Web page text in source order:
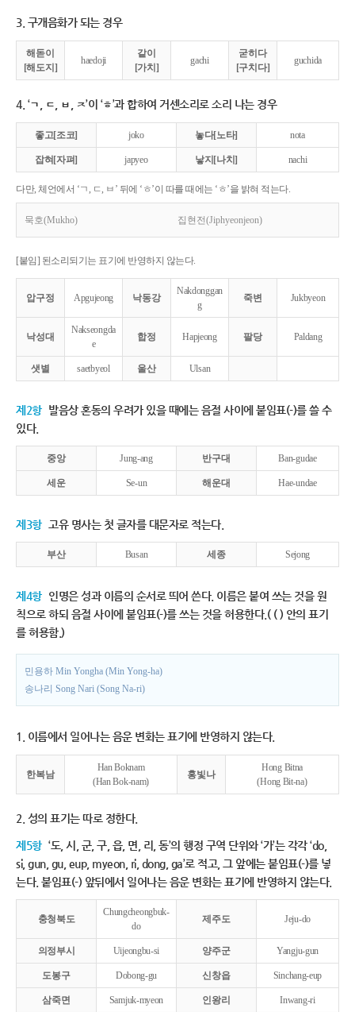
3. 구개음화가 되는 경우
해돋이
[해도지]
haedoji
같이
[가치]
gachi
굳히다
[구치다]
guchida
4. ‘ㄱ, ㄷ, ㅂ, ㅈ’이 ‘ㅎ’과 합하여 거센소리로 소리 나는 경우
좋고[조코] joko 놓다[노타] nota
잡혀[자펴] japyeo 낳지[나치] nachi
다만, 체언에서 ‘ㄱ, ㄷ, ㅂ’ 뒤에 ‘ㅎ’이 따를 때에는 ‘ㅎ’을 밝혀 적는다.
묵호(Mukho) 집현전(Jiphyeonjeon)
[붙임] 된소리되기는 표기에 반영하지 않는다.
압구정 Apgujeong 낙동강
Nakdonggan
g
죽변 Jukbyeon
낙성대
Nakseongda
e
합정 Hapjeong 팔당 Paldang
샛별 saetbyeol 울산 Ulsan
제2항 발음상 혼동의 우려가 있을 때에는 음절 사이에 붙임표(-)를 쓸 수
있다.
중앙 Jung-ang 반구대 Ban-gudae
세운 Se-un 해운대 Hae-undae
제3항 고유 명사는 첫 글자를 대문자로 적는다.
부산 Busan 세종 Sejong
제4항 인명은 성과 이름의 순서로 띄어 쓴다. 이름은 붙여 쓰는 것을 원
칙으로 하되 음절 사이에 붙임표(-)를 쓰는 것을 허용한다.( ( ) 안의 표기
를 허용함.)
민용하 Min Yongha (Min Yong-ha)
송나리 Song Nari (Song Na-ri)
1. 이름에서 일어나는 음운 변화는 표기에 반영하지 않는다.
한복남
Han Boknam
(Han Bok-nam)
홍빛나
Hong Bitna
(Hong Bit-na)
2. 성의 표기는 따로 정한다.
제5항 ‘도, 시, 군, 구, 읍, 면, 리, 동’의 행정 구역 단위와 ‘가’는 각각 ‘do,
si, gun, gu, eup, myeon, ri, dong, ga’로 적고, 그 앞에는 붙임표(-)를 넣
는다. 붙임표(-) 앞뒤에서 일어나는 음운 변화는 표기에 반영하지 않는다.
충청북도
Chungcheongbuk-
do
제주도 Jeju-do
의정부시 Uijeongbu-si 양주군 Yangju-gun
도봉구 Dobong-gu 신창읍 Sinchang-eup
삼죽면 Samjuk-myeon 인왕리 Inwang-ri